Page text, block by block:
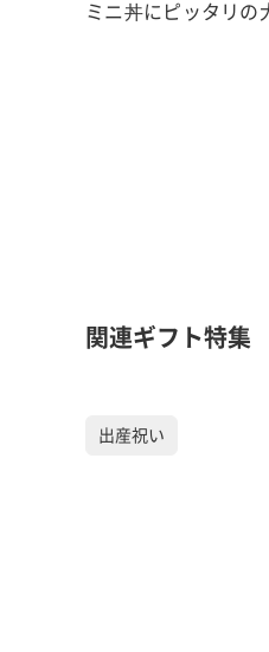
ミニ丼にピッタリの
関連ギフト特集
出産祝い